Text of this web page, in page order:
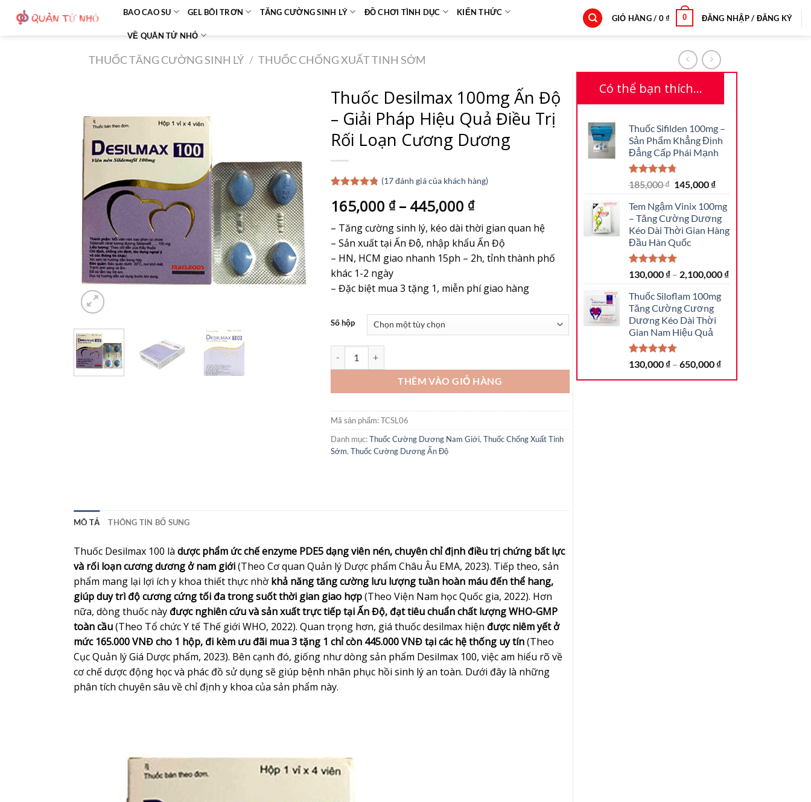
nội
BAO CAO SU GEL BÔI TRƠN TĂNG CƯỜNG SINH LÝ ĐỒ CHƠI TÌNH DỤC KIẾN THỨC
VỀ QUÂN TỬ NHỎ
GIỎ HÀNG / 0₫ 0 ĐĂNG NHẬP / ĐĂNG KÝ
THUỐC TĂNG CƯỜNG SINH LÝ / THUỐC CHỐNG XUẤT TINH SỚM
Có thể bạn thích…
Thuốc Sifilden 100mg –
Sản Phẩm Khẳng Định
Đẳng Cấp Phái Mạnh
4.80 trên 5
dựa trên
30
đánh giá
185,000₫ Giá
là:
185,000 ₫.
145,000 ₫Giá
tại
là:
145,000 ₫.
Tem Ngậm Vinix 100mg
– Tăng Cường Dương
Kéo Dài Thời Gian Hàng
Đầu Hàn Quốc
5.00 trên 5
dựa trên
39
đánh giá
130,000 ₫– 2,100,000 ₫
Thuốc Siloflam 100mg
Tăng Cường Cương
Dương Kéo Dài Thời
Gian Nam Hiệu Quả
5.00 trên 5
dựa trên
19
đánh giá
130,000 ₫– 650,000 ₫
Thuốc Desilmax 100mg Ấn Độ
– Giải Pháp Hiệu Quả Điều Trị
Rối Loạn Cương Dương
dựa trên
đánh giá
(17đánh giá của khách hàng)
165,000 ₫– 445,000 ₫
– Tăng cường sinh lý, kéo dài thời gian quan hệ
– Sản xuất tại Ấn Độ, nhập khẩu Ấn Độ
– HN, HCM giao nhanh 15ph – 2h, tỉnh thành phố
khác 1-2 ngày
– Đặc biệt mua 3 tặng 1, miễn phí giao hàng
Số hộp
Thuốc Desilmax 100mg Ấn Độ – Giải Pháp Hiệu Quả Điều Trị Rối Loạn Cương Dương số lượng
THÊM VÀO GIỎ HÀNG
Mã sản phẩm:TCSL06
Danh mục:Thuốc Cường Dương Nam Giới, Thuốc Chống Xuất Tinh
Sớm, Thuốc Cường Dương Ấn Độ
MÔ TẢ THÔNG TIN BỔ SUNG
Thuốc Desilmax 100 là dược phẩm ức chế enzyme PDE5 dạng viên nén, chuyên chỉ định điều trị chứng bất lực
và rối loạn cương dương ở nam giới(Theo Cơ quan Quản lý Dược phẩm Châu Âu EMA, 2023). Tiếp theo, sản
phẩm mang lại lợi ích y khoa thiết thực nhờ khả năng tăng cường lưu lượng tuần hoàn máu đến thể hang,
giúp duy trì độ cương cứng tối đa trong suốt thời gian giao hợp(Theo Viện Nam học Quốc gia, 2022). Hơn
nữa, dòng thuốc nàyđược nghiên cứu và sản xuất trực tiếp tại Ấn Độ, đạt tiêu chuẩn chất lượng WHO-GMP
toàn cầu(Theo Tổ chức Y tế Thế giới WHO, 2022). Quan trọng hơn, giá thuốc desilmax hiện được niêm yết ở
mức 165.000 VNĐ cho 1 hộp, đi kèm ưu đãi mua 3 tặng 1 chỉ còn 445.000 VNĐ tại các hệ thống uy tín(Theo
Cục Quản lý Giá Dược phẩm, 2023). Bên cạnh đó, giống như dòng sản phẩm Desilmax 100, việc am hiểu rõ về
cơ chế dược động học và phác đồ sử dụng sẽ giúp bệnh nhân phục hồi sinh lý an toàn. Dưới đây là những
phân tích chuyên sâu về chỉ định y khoa của sản phẩm này.